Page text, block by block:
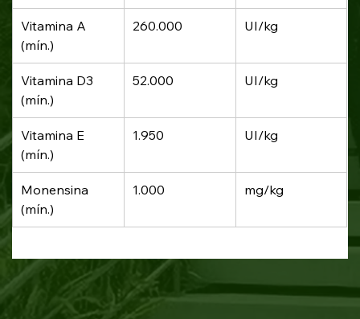
Vitamina A
(mín.)
260.000 UI/kg
Vitamina D3
(mín.)
52.000 UI/kg
Vitamina E
(mín.)
1.950 UI/kg
Monensina
(mín.)
1.000 mg/kg